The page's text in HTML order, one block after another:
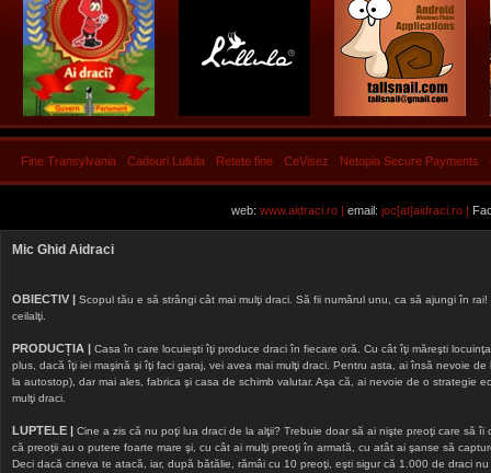
Fine Transylvania Cadouri Lullula Retete fine CeVisez Netopia Secure Payments
web: www.aidraci.ro | email: joc[at]aidraci.ro |
Mic Ghid Aidraci
OBIECTIV | Scopul tău e să strângi cât mai mulţi draci. Să fii numărul unu, ca să ajungi în
ceilalţi.
PRODUCȚIA | Casa în care locuieşti îţi produce draci în fiecare oră. Cu cât îţi măreşti
plus, dacă îţi iei maşină şi îţi faci garaj, vei avea mai mulţi draci. Pentru asta, ai însă nevoie
la autostop), dar mai ales, fabrica şi casa de schimb valutar. Aşa că, ai nevoie de o strategie
mulţi draci.
LUPTELE | Cine a zis că nu poţi lua draci de la alţii? Trebuie doar să ai nişte preoţi care să
că preoţii au o putere foarte mare şi, cu cât ai mulţi preoţi în armată, cu atât ai şanse să
Deci dacă cineva te atacă, iar, după bătălie, rămâi cu 10 preoţi, eşti sigur că 1.000 de draci